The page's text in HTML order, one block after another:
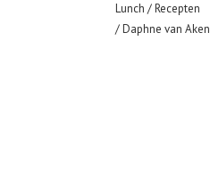
Lunch /Recepten
/ Daphne van Aken